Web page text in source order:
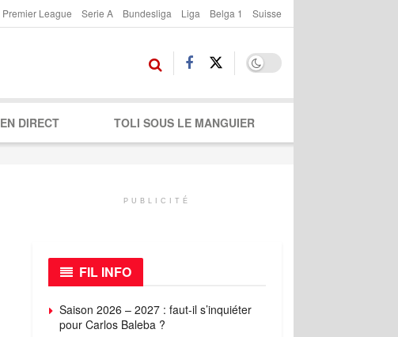
Premier League Serie A Bundesliga Liga Belga 1 Suisse
EN DIRECT TOLI SOUS LE MANGUIER
PUBLICITÉ
FIL INFO
Saison 2026 – 2027 : faut-il s’inquiéter
pour Carlos Baleba ?